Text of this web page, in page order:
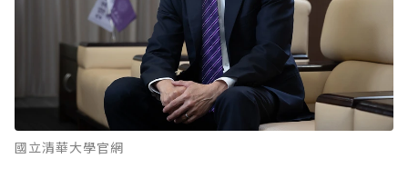
國立清華大學官網